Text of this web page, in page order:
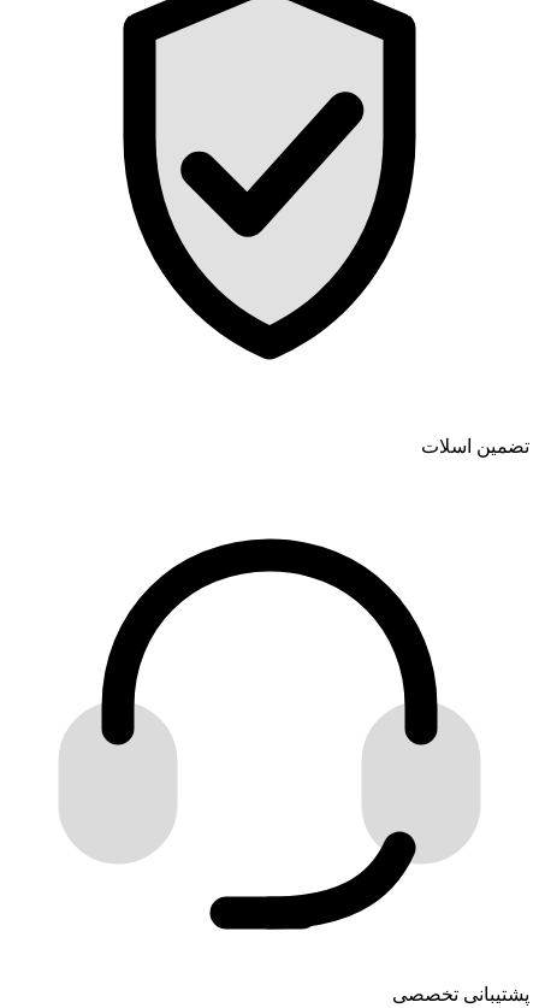
تضمین اسلات
پشتیبانی تخصصی